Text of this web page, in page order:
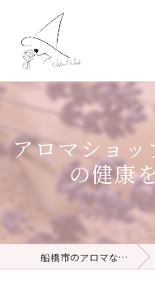
アロマショ
の健康
船橋市のアロマならNatural Witch